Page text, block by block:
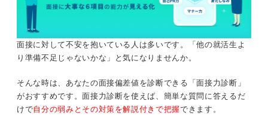
面接に対して不安を抱いている人は多いです。「他の就活生よ
り準備不足じゃないかな」と気になりませんか。
そんな時は、あなたの面接偏差値を診断できる「面接力診断」
がおすすめです。面接力診断を使えば、簡単な質問に答えるだ
けで自分の弱みとその対策を解説付きで把握できます。